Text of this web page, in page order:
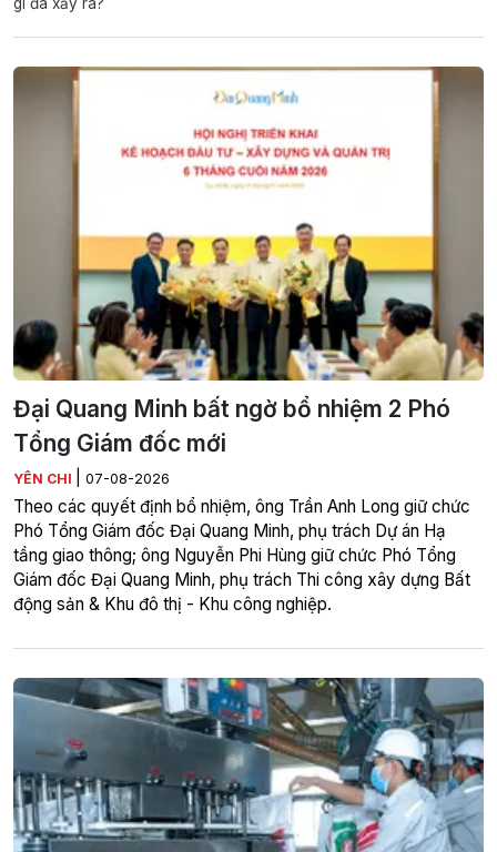
Đại Quang Minh bất ngờ bổ nhiệm 2 Phó
Tổng Giám đốc mới
YÊN CHI 07-08-2026
Theo các quyết định bổ nhiệm, ông Trần Anh Long giữ chức
Phó Tổng Giám đốc Đại Quang Minh, phụ trách Dự án Hạ
tầng giao thông; ông Nguyễn Phi Hùng giữ chức Phó Tổng
Giám đốc Đại Quang Minh, phụ trách Thi công xây dựng Bất
động sản & Khu đô thị - Khu công nghiệp.